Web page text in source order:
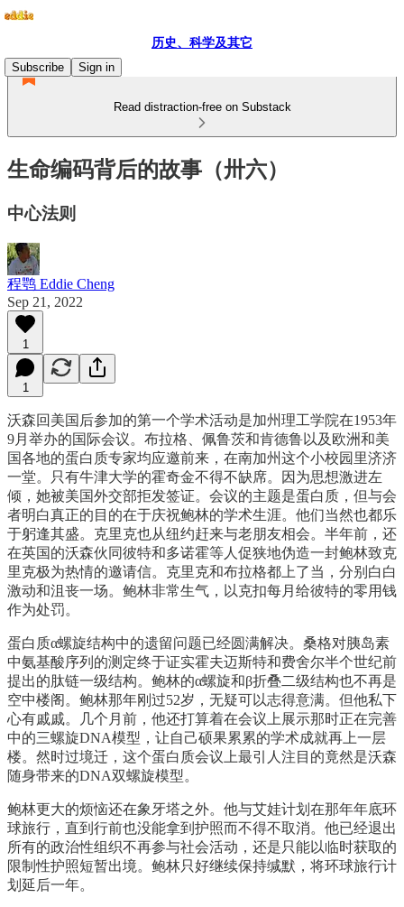
历史、科学及其它
Subscribe
Sign in
Read distraction-free on Substack
生命编码背后的故事（卅六）
中心法则
程鹗 Eddie Cheng
Sep 21, 2022
1
1
沃森回美国后参加的第一个学术活动是加州理工学院在1953年
9月举办的国际会议。布拉格、佩鲁茨和肯德鲁以及欧洲和美
国各地的蛋白质专家均应邀前来，在南加州这个小校园里济济
一堂。只有牛津大学的霍奇金不得不缺席。因为思想激进左
倾，她被美国外交部拒发签证。会议的主题是蛋白质，但与会
者明白真正的目的在于庆祝鲍林的学术生涯。他们当然也都乐
于躬逢其盛。克里克也从纽约赶来与老朋友相会。半年前，还
在英国的沃森伙同彼特和多诺霍等人促狭地伪造一封鲍林致克
里克极为热情的邀请信。克里克和布拉格都上了当，分别白白
激动和沮丧一场。鲍林非常生气，以克扣每月给彼特的零用钱
作为处罚。
蛋白质α螺旋结构中的遗留问题已经圆满解决。桑格对胰岛素
中氨基酸序列的测定终于证实霍夫迈斯特和费舍尔半个世纪前
提出的肽链一级结构。鲍林的α螺旋和β折叠二级结构也不再是
空中楼阁。鲍林那年刚过52岁，无疑可以志得意满。但他私下
心有戚戚。几个月前，他还打算着在会议上展示那时正在完善
中的三螺旋DNA模型，让自己硕果累累的学术成就再上一层
楼。然时过境迁，这个蛋白质会议上最引人注目的竟然是沃森
随身带来的DNA双螺旋模型。
鲍林更大的烦恼还在象牙塔之外。他与艾娃计划在那年年底环
球旅行，直到行前也没能拿到护照而不得不取消。他已经退出
所有的政治性组织不再参与社会活动，还是只能以临时获取的
限制性护照短暂出境。鲍林只好继续保持缄默，将环球旅行计
划延后一年。